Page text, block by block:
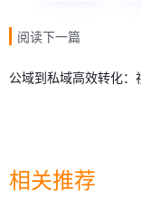
阅读下一篇
公域到私域高效转化
相关推荐